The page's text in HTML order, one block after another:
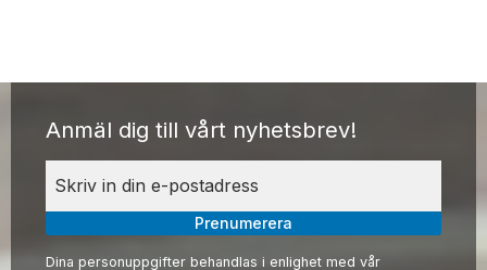
Anmäl dig till vårt nyhetsbrev!
Prenumerera
Dina personuppgifter behandlas i enlighet med vår